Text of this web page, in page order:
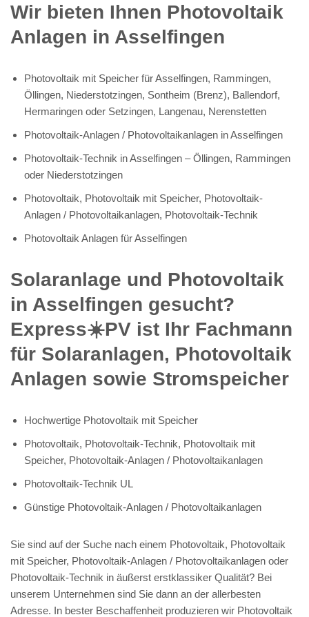
Wir bieten Ihnen Photovoltaik
Anlagen in Asselfingen
Photovoltaik mit Speicher für Asselfingen, Rammingen,
Öllingen, Niederstotzingen, Sontheim (Brenz), Ballendorf,
Hermaringen oder Setzingen, Langenau, Nerenstetten
Photovoltaik-Anlagen / Photovoltaikanlagen in Asselfingen
Photovoltaik-Technik in Asselfingen – Öllingen, Rammingen
oder Niederstotzingen
Photovoltaik, Photovoltaik mit Speicher, Photovoltaik-
Anlagen / Photovoltaikanlagen, Photovoltaik-Technik
Photovoltaik Anlagen für Asselfingen
Solaranlage und Photovoltaik
in Asselfingen gesucht?
Express☀️PV️ ist Ihr Fachmann
für Solaranlagen, Photovoltaik
Anlagen sowie Stromspeicher
Hochwertige Photovoltaik mit Speicher
Photovoltaik, Photovoltaik-Technik, Photovoltaik mit
Speicher, Photovoltaik-Anlagen / Photovoltaikanlagen
Photovoltaik-Technik UL
Günstige Photovoltaik-Anlagen / Photovoltaikanlagen
Sie sind auf der Suche nach einem Photovoltaik, Photovoltaik
mit Speicher, Photovoltaik-Anlagen / Photovoltaikanlagen oder
Photovoltaik-Technik in äußerst erstklassiker Qualität? Bei
unserem Unternehmen sind Sie dann an der allerbesten
Adresse. In bester Beschaffenheit produzieren wir Photovoltaik